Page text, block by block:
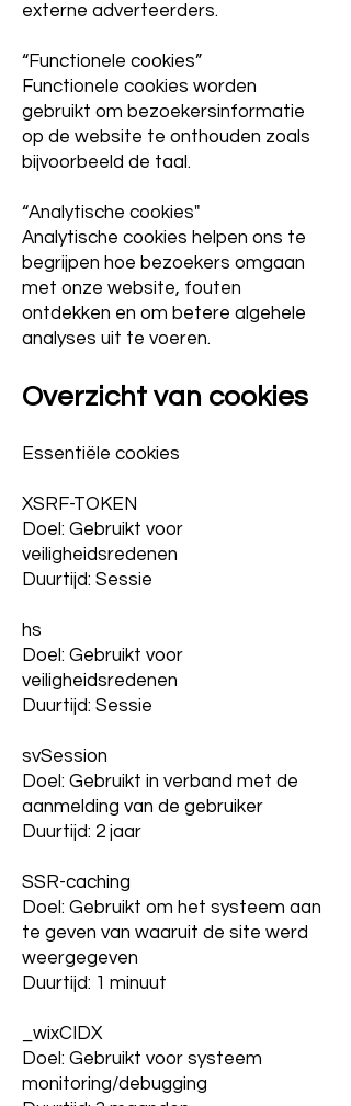
externe adverteerders.
“Functionele cookies”
Functionele cookies worden
gebruikt om bezoekersinformatie
op de website te onthouden zoals
bijvoorbeeld de taal.
“Analytische cookies"
Analytische cookies helpen ons te
begrijpen hoe bezoekers omgaan
met onze website, fouten
ontdekken en om betere algehele
analyses uit te voeren.
Overzicht van cookies
Essentiële cookies
XSRF-TOKEN
Doel: Gebruikt voor
veiligheidsredenen
Duurtijd: Sessie
hs
Doel: Gebruikt voor
veiligheidsredenen
Duurtijd: Sessie
svSession
Doel: Gebruikt in verband met de
aanmelding van de gebruiker
Duurtijd: 2 jaar
SSR-caching
Doel: Gebruikt om het systeem aan
te geven van waaruit de site werd
weergegeven
Duurtijd: 1 minuut
_wixCIDX
Doel: Gebruikt voor systeem
monitoring/debugging